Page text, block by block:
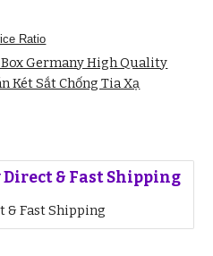
Ratio
Germany High Quality
Két Sắt Chống Tia Xạ
& Fast Shipping
& Fast Shipping